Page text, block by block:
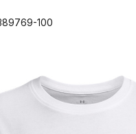
100